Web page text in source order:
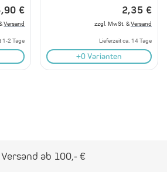
€
Versand
1-2 Tage
2,35 €
zzgl. MwSt. &Versand
Lieferzeit ca. 14 Tage
+0 Varianten
ab 100,- €